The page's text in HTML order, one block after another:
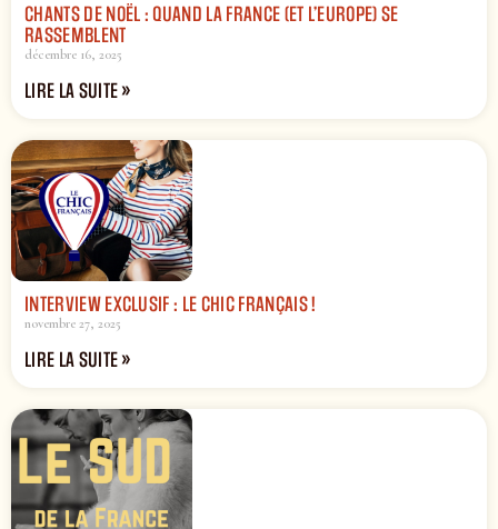
CHANTS DE NOËL : QUAND LA FRANCE (ET L’EUROPE) SE
RASSEMBLENT
décembre 16, 2025
LIRE LA SUITE »
INTERVIEW EXCLUSIF : LE CHIC FRANÇAIS !
novembre 27, 2025
LIRE LA SUITE »